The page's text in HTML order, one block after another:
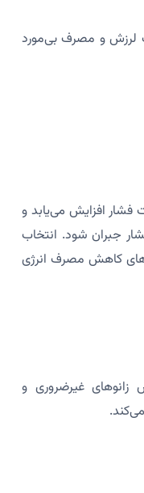
لرزش و مصرف بی‌مورد
فشار افزایش می‌یابد و
جبران شود. انتخاب
کاهش مصرف انرژی
زانوهای غیرضروری و